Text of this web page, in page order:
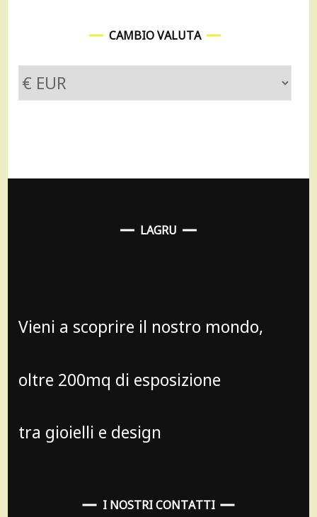
CAMBIO VALUTA
LAGRU
Vieni a scoprire il nostro mondo,
oltre 200mq di esposizione
tra gioielli e design
I NOSTRI CONTATTI